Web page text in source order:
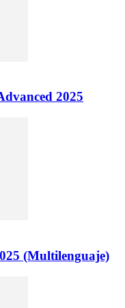
2025
(Multilenguaje)